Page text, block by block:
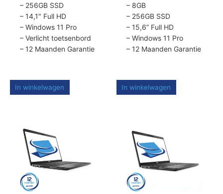
– 256GB SSD
– 14,1″ Full HD
– Windows 11 Pro
– Verlicht toetsenbord
– 12 Maanden Garantie
In winkelwagen
– 8GB
– 256GB SSD
– 15,6” Full HD
– Windows 11 Pro
– 12 Maanden Garantie
In winkelwagen
product
heeft
meerdere
variaties.
Deze
optie
heeft
meerdere
variaties.
Deze
optie